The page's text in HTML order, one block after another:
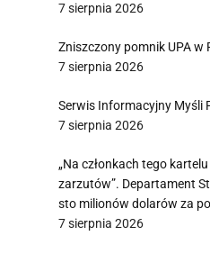
7 sierpnia 2026
Zniszczony pomnik UPA w
7 sierpnia 2026
Serwis Informacyjny Myśli
7 sierpnia 2026
„Na członkach tego
zarzutów”. Departament
sto milionów dolarów za
7 sierpnia 2026